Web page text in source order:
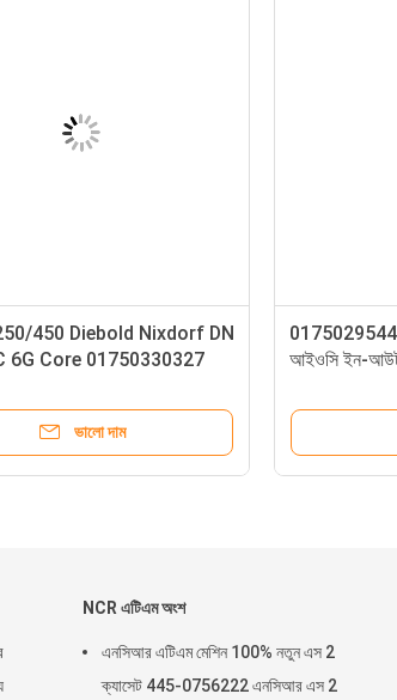
DN200/250/450 Diebold Nixdorf DN
Swap PC 6G Core 01750330327
NCR এটিএম অংশ
এনসিআর এটিএম মেশিন 100% নতুন এস 2
ক্যাসেট 445-0756222 এনসিআর এস 2